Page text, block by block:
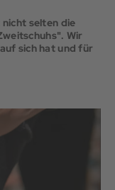
selten die
Wir
sich hat und für